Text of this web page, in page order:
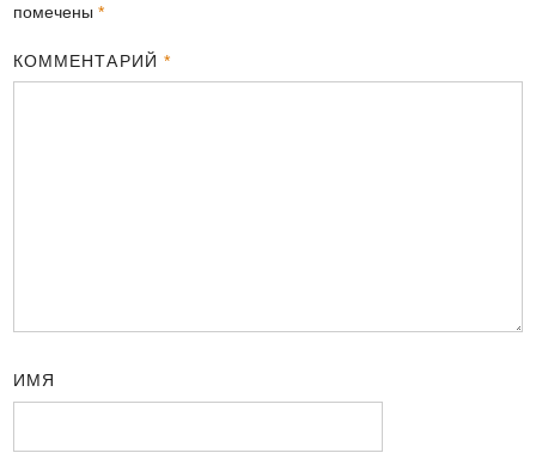
помечены*
КОММЕНТАРИЙ *
ИМЯ